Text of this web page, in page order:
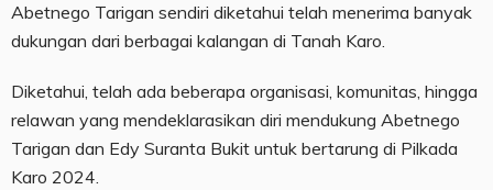
Abetnego Tarigan sendiri diketahui telah menerima banyak
dukungan dari berbagai kalangan di Tanah Karo.
Diketahui, telah ada beberapa organisasi, komunitas, hingga
relawan yang mendeklarasikan diri mendukung Abetnego
Tarigan dan Edy Suranta Bukit untuk bertarung di Pilkada
Karo 2024.